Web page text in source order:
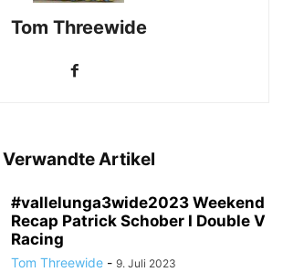
Tom Threewide
Verwandte Artikel
#vallelunga3wide2023 Weekend
Recap Patrick Schober I Double V
Racing
Tom Threewide - 9. Juli 2023